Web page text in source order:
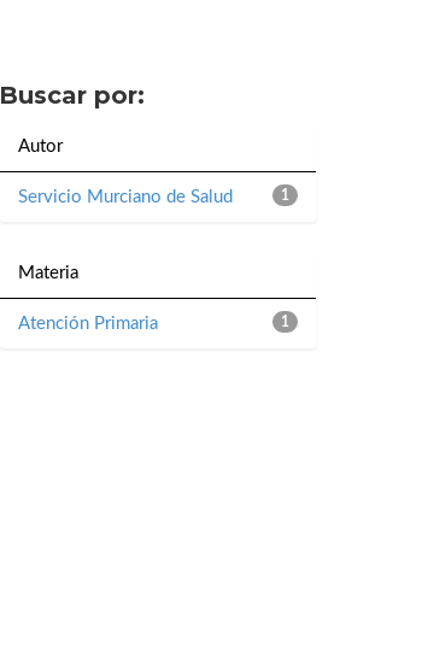
Buscar por:
Autor
1
Servicio Murciano de Salud
Materia
1
Atención Primaria